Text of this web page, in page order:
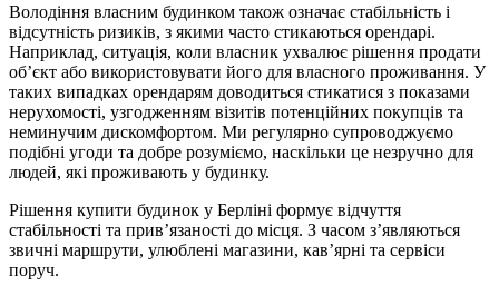
Володіння власним будинком також означає стабільність і
відсутність ризиків, з якими часто стикаються орендарі.
Наприклад, ситуація, коли власник ухвалює рішення продати
об’єкт або використовувати його для власного проживання. У
таких випадках орендарям доводиться стикатися з показами
нерухомості, узгодженням візитів потенційних покупців та
неминучим дискомфортом. Ми регулярно супроводжуємо
подібні угоди та добре розуміємо, наскільки це незручно для
людей, які проживають у будинку.
Рішення купити будинок у Берліні формує відчуття
стабільності та прив’язаності до місця. З часом з’являються
звичні маршрути, улюблені магазини, кав’ярні та сервіси
поруч.